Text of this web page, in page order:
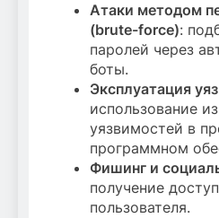
Атаки методом
(brute-force):
паролей через
боты.
Эксплуатация
использование
уязвимостей в
программном
Фишинг и
получение
пользователя.